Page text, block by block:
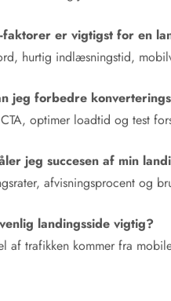
er vigtigst for en
hurtig indlæsningstid,
jeg forbedre
optimer loadtid og test
jeg succesen af min
afvisningsprocent og
landingsside vigtig?
af trafikken kommer fra